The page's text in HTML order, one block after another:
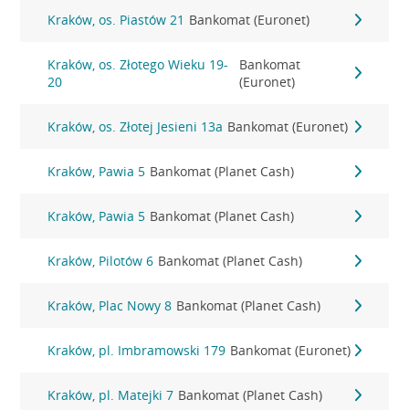
Kraków, os. Piastów 21 Bankomat (Euronet)
Kraków, os. Złotego Wieku 19-
20
Bankomat
(Euronet)
Kraków, os. Złotej Jesieni 13a Bankomat (Euronet)
Kraków, Pawia 5 Bankomat (Planet Cash)
Kraków, Pawia 5 Bankomat (Planet Cash)
Kraków, Pilotów 6 Bankomat (Planet Cash)
Kraków, Plac Nowy 8 Bankomat (Planet Cash)
Kraków, pl. Imbramowski 179 Bankomat (Euronet)
Kraków, pl. Matejki 7 Bankomat (Planet Cash)